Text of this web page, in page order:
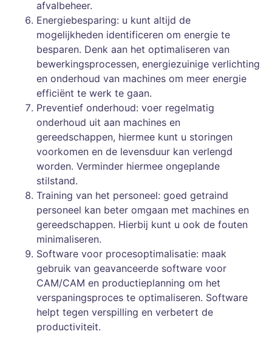
afvalbeheer.
Energiebesparing: u kunt altijd de
mogelijkheden identificeren om energie te
besparen. Denk aan het optimaliseren van
bewerkingsprocessen, energiezuinige verlichting
en onderhoud van machines om meer energie
efficiënt te werk te gaan.
Preventief onderhoud: voer regelmatig
onderhoud uit aan machines en
gereedschappen, hiermee kunt u storingen
voorkomen en de levensduur kan verlengd
worden. Verminder hiermee ongeplande
stilstand.
Training van het personeel: goed getraind
personeel kan beter omgaan met machines en
gereedschappen. Hierbij kunt u ook de fouten
minimaliseren.
Software voor procesoptimalisatie: maak
gebruik van geavanceerde software voor
CAM/CAM en productieplanning om het
verspaningsproces te optimaliseren. Software
helpt tegen verspilling en verbetert de
productiviteit.